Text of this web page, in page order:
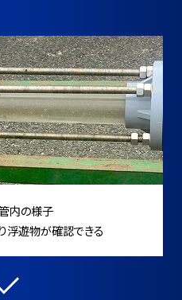
内の様子
浮遊物が確認できる